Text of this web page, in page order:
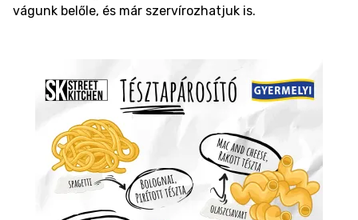
vágunk belőle, és már szervírozhatjuk is.